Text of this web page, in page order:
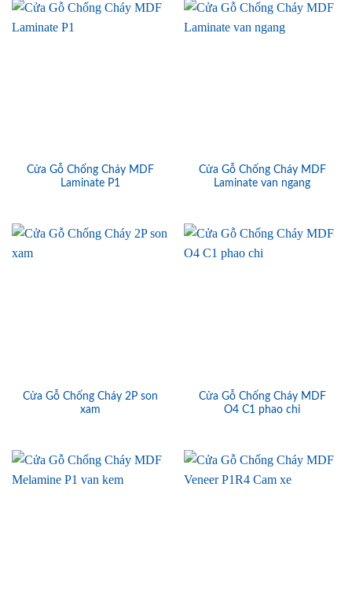
Cửa Gỗ Chống Cháy MDF
Laminate P1
Cửa Gỗ Chống Cháy MDF
Laminate van ngang
Cửa Gỗ Chống Cháy 2P son
xam
Cửa Gỗ Chống Cháy MDF
O4 C1 phao chi